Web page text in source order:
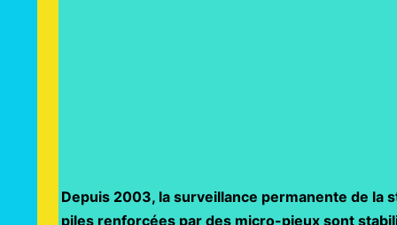
Depuis 2003, la surveillance permanente de
piles renforcées par des micro-pieux sont